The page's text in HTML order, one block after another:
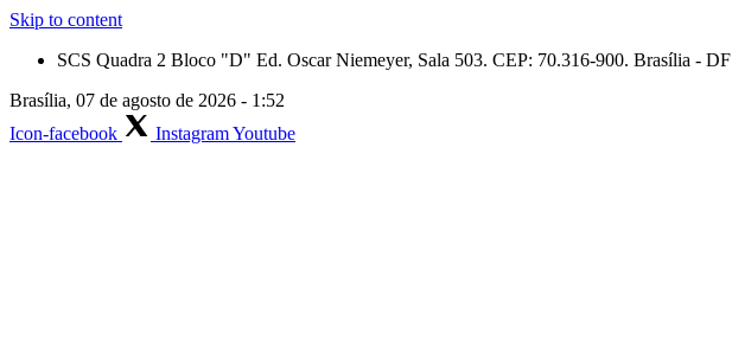
Skip to content
SCS Quadra 2 Bloco "D" Ed. Oscar Niemeyer, Sala 503. CEP: 70.316-900. Brasília - DF
Brasília, 07 de agosto de 2026 - 1:52
Icon-facebook
InstagramYoutube